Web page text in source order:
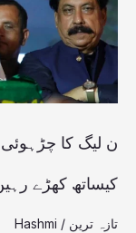
ن لیگ کا
کیساتھ کھڑے
تازہ ترین /
Hashmi
میں
پاور
شو،ہمیشہ
کشمیری
عوام